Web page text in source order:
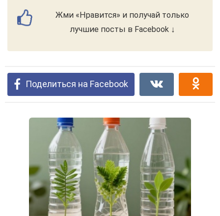
Жми «Нравится» и получай только
лучшие посты в Facebook ↓
Поделиться на Facebook